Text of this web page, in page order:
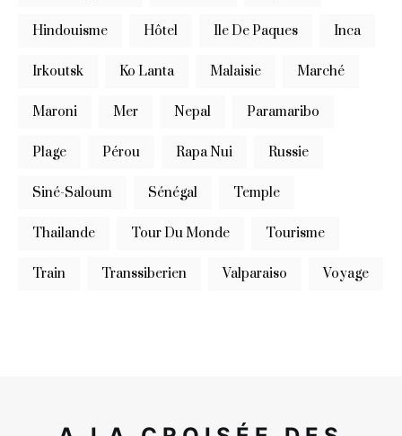
Hindouisme Hôtel Ile De Paques Inca
Irkoutsk Ko Lanta Malaisie Marché
Maroni Mer Nepal Paramaribo
Plage Pérou Rapa Nui Russie
Siné-Saloum Sénégal Temple
Thailande Tour Du Monde Tourisme
Train Transsiberien Valparaiso Voyage